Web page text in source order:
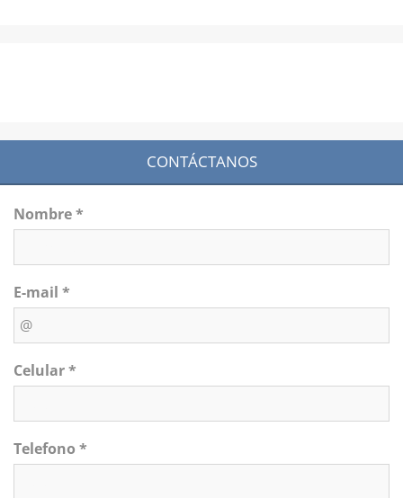
CONTÁCTANOS
Nombre *
E-mail *
Celular *
Telefono *